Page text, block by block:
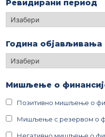
Ревидирани период
Година објављивања
Година
објављивања
Мишљење о
Позитивно мишљење о
Мишљење с резервом о